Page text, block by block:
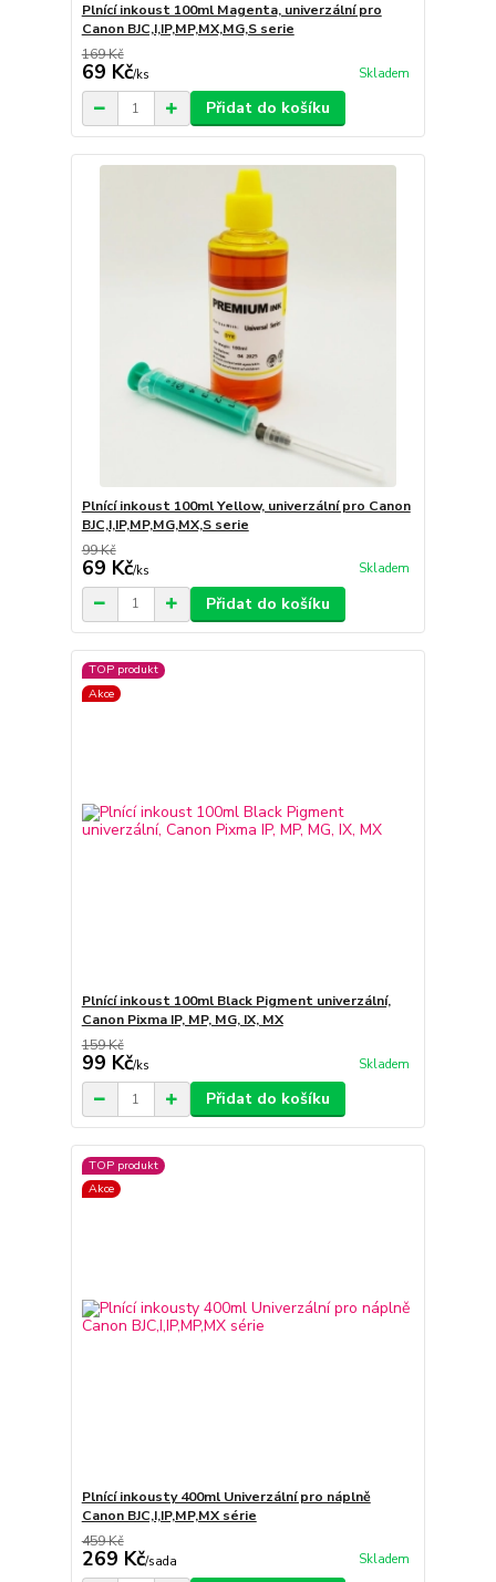
Plnící inkoust 100ml Magenta, univerzální pro
Canon BJC,I,IP,MP,MX,MG,S serie
169 Kč
69 Kč/ks Skladem
Přidat do košíku
Plnící inkoust 100ml Yellow, univerzální pro Canon
BJC,I,IP,MP,MG,MX,S serie
99 Kč
69 Kč/ks Skladem
Přidat do košíku
TOP produkt
Akce
Plnící inkoust 100ml Black Pigment univerzální,
Canon Pixma IP, MP, MG, IX, MX
159 Kč
99 Kč/ks Skladem
Přidat do košíku
TOP produkt
Akce
Plnící inkousty 400ml Univerzální pro náplně
Canon BJC,I,IP,MP,MX série
459 Kč
269 Kč/sada Skladem